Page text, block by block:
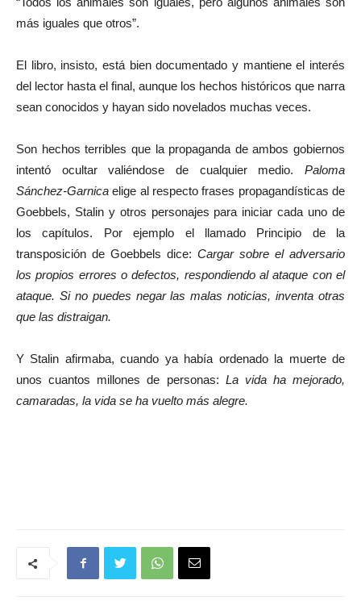
más iguales que otros”.
El libro, insisto, está bien documentado y mantiene el interés
del lector hasta el final, aunque los hechos históricos que narra
sean conocidos y hayan sido novelados muchas veces.
Son hechos terribles que la propaganda de ambos gobiernos
intentó ocultar valiéndose de cualquier medio. Paloma
Sánchez-Garnica elige al respecto frases propagandísticas de
Goebbels, Stalin y otros personajes para iniciar cada uno de
los capítulos. Por ejemplo el llamado Principio de la
transposición de Goebbels dice: Cargar sobre el adversario
los propios errores o defectos, respondiendo al ataque con el
ataque. Si no puedes negar las malas noticias, inventa otras
que las distraigan.
Y Stalin afirmaba, cuando ya había ordenado la muerte de
unos cuantos millones de personas: La vida ha mejorado,
camaradas, la vida se ha vuelto más alegre.